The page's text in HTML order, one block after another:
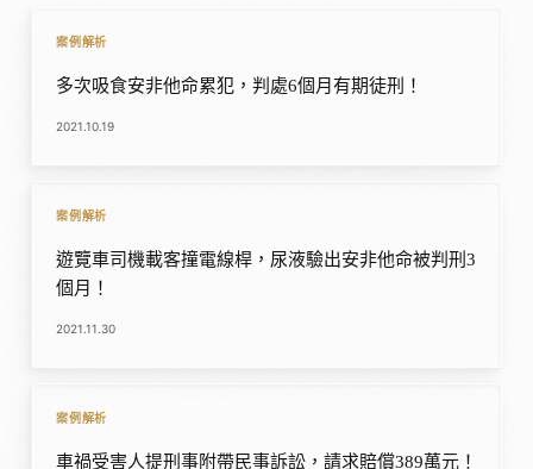
案例解析
多次吸食安非他命累犯，判處6個月有期徒刑！
2021.10.19
案例解析
遊覽車司機載客撞電線桿，尿液驗出安非他命被判刑3
個月！
2021.11.30
案例解析
車禍受害人提刑事附帶民事訴訟，請求賠償389萬元！